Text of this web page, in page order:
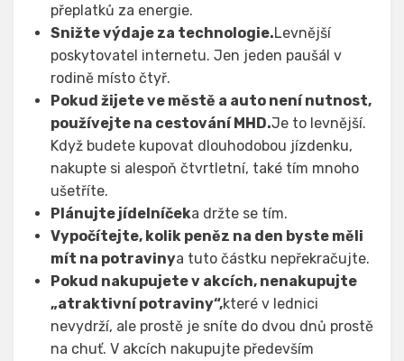
přeplatků za energie.
Snižte výdaje za technologie.Levnější
poskytovatel internetu. Jen jeden paušál v
rodině místo čtyř.
Pokud žijete ve městě a auto není nutnost,
používejte na cestování MHD.Je to levnější.
Když budete kupovat dlouhodobou jízdenku,
nakupte si alespoň čtvrtletní, také tím mnoho
ušetříte.
Plánujte jídelníčeka držte se tím.
Vypočítejte, kolik peněz na den byste měli
mít na potravinya tuto částku nepřekračujte.
Pokud nakupujete v akcích, nenakupujte
„atraktivní potraviny“,které v lednici
nevydrží, ale prostě je sníte do dvou dnů prostě
na chuť. V akcích nakupujte především